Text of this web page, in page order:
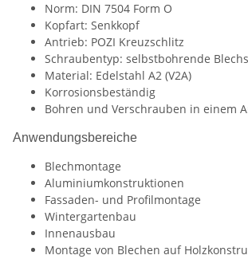
Norm: DIN 7504 Form O
Kopfart: Senkkopf
Antrieb: POZI Kreuzschlitz
Schraubentyp: selbstbohrende
Material: Edelstahl A2 (V2A)
Korrosionsbeständig
Bohren und Verschrauben in einem
Anwendungsbereiche
Blechmontage
Aluminiumkonstruktionen
Fassaden- und Profilmontage
Wintergartenbau
Innenausbau
Montage von Blechen auf